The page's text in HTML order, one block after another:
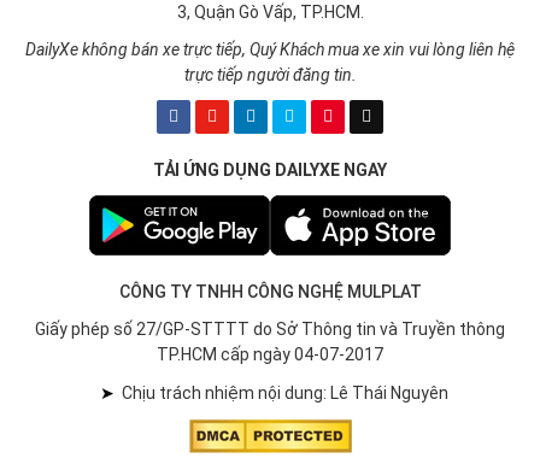
3, Quận Gò Vấp, TP.HCM.
DailyXe không bán xe trực tiếp, Quý Khách mua xe xin vui lòng liên hệ
trực tiếp người đăng tin.
TẢI ỨNG DỤNG DAILYXE NGAY
CÔNG TY TNHH CÔNG NGHỆ MULPLAT
Giấy phép số 27/GP-STTTT do Sở Thông tin và Truyền thông
TP.HCM cấp ngày 04-07-2017
➤ Chịu trách nhiệm nội dung: Lê Thái Nguyên